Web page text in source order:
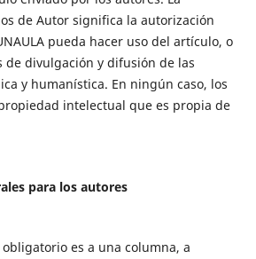
de Autor significa la autorización
pueda hacer uso del artículo, o
de divulgación y difusión de las
y humanística. En ningún caso, los
intelectual que es propia de
para los autores
es a una columna, a